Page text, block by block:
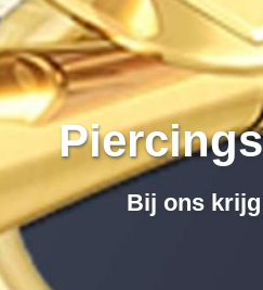
Bij ons